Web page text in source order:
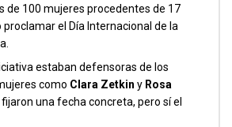
de 100 mujeres procedentes de 17
proclamar el Día Internacional de la
estaban defensoras de los
como Clara Zetkin y Rosa
fijaron una fecha concreta, pero sí el